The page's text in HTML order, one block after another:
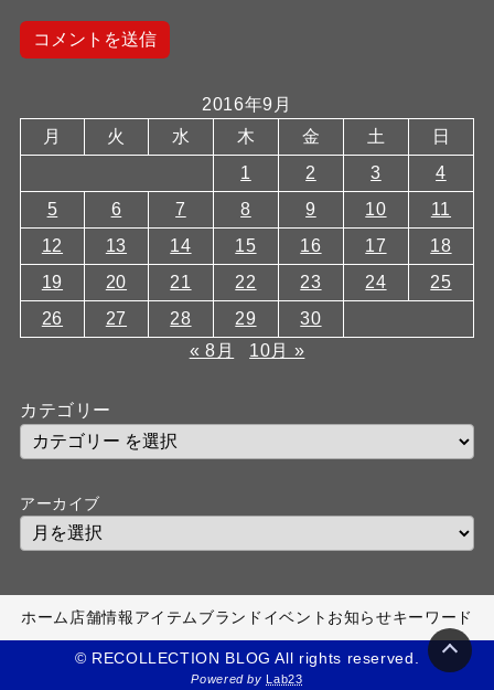
2016年9月
月
火 水 木 金 土
日
1
2 3
4
5
6 7 8 9 10
11
12
13 14 15 16 17
18
19
20 21 22 23 24
25
26
27 28 29
30
« 8月
10月 »
カテゴリー
アーカイブ
ホーム 店舗情報アイテムブランド イベント お知らせキーワード
© RECOLLECTION BLOG All rights reserved.
Powered byLab23